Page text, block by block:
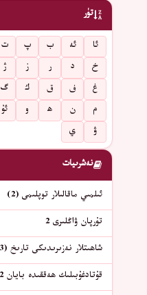
تۈر
ئا ئە ب پ ت
خ
د ر ز ژ
غ
ف ق ك گ
م
ن ھ و ئۇ
ۋ
ي
نەشرىيات
ئىلمىي ماقالىلار توپلىمى (2)
تۇرپان ۋاڭلىرى 2
شاھىتلار نەزىرىدىكى تارىخ (3-توم)
قۇتادغۇبىلىك ھەققىدە بايان 2